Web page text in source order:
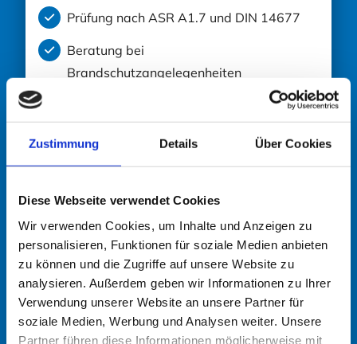
Zustimmung Details Über Cookies
Diese Webseite verwendet Cookies
Wir verwenden Cookies, um Inhalte und Anzeigen zu
personalisieren, Funktionen für soziale Medien anbieten
zu können und die Zugriffe auf unsere Website zu
analysieren. Außerdem geben wir Informationen zu Ihrer
Verwendung unserer Website an unsere Partner für
soziale Medien, Werbung und Analysen weiter. Unsere
Partner führen diese Informationen möglicherweise mit
Prüfung nach ASR A1.7 und DIN 14677
Beratung bei
Brandschutzangelegenheiten
Mängellisten von Brandschutzgutachten
aufarbeiten